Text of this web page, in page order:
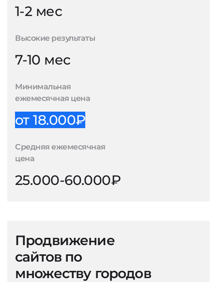
1-2 мес
Высокие результаты
7-10 мес
Минимальная
ежемесячная цена
от 18.000₽
Средняя ежемесячная
цена
25.000-60.000₽
Продвижение
сайтов по
множеству городов